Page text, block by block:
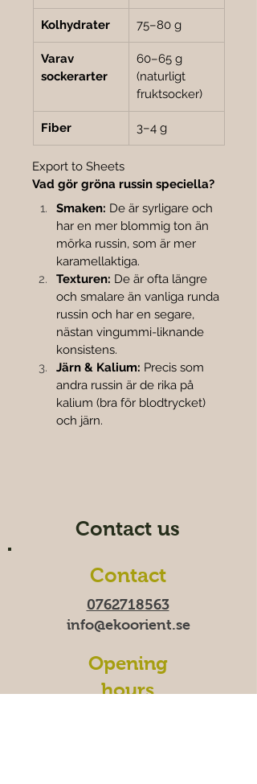
Kolhydrater 75–80 g
Varav
sockerarter
60–65 g
(naturligt
fruktsocker)
Fiber 3–4 g
Export to Sheets
Vad gör gröna russin speciella?
Smaken: De är syrligare och
har en mer blommig ton än
mörka russin, som är mer
karamellaktiga.
Texturen: De är ofta längre
och smalare än vanliga runda
russin och har en segare,
nästan vingummi-liknande
konsistens.
Järn & Kalium: Precis som
andra russin är de rika på
kalium (bra för blodtrycket)
och järn.
Contact us
Contact
0762718563
info@ekoorient.se
Opening
hours